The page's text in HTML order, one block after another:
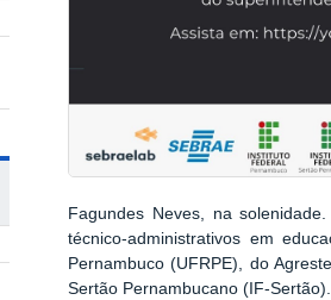
Fagundes Neves, na
técnico-administrativos em
Pernambuco (UFRPE), do
Sertão Pernambucano (IF-Sertão).